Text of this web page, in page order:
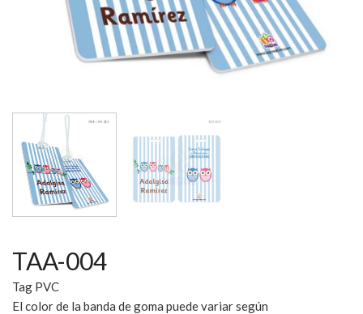
TAA-004
Tag PVC
El color de la banda de goma puede variar según